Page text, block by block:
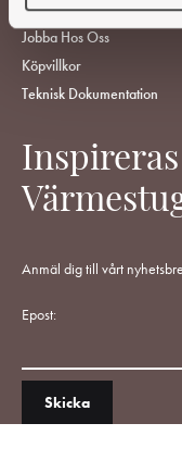
Vanliga Frågor
Jobba Hos Oss
Köpvillkor
Teknisk Dokumentation
Anmäl dig till vårt
Epost: